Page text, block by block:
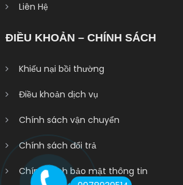
Liên Hệ
ĐIỀU KHOẢN – CHÍNH SÁCH
Khiếu nại bồi thường
Điều khoản dịch vụ
Chính sách vận chuyển
Chính sách đổi trả
Chính sách bảo mật thông tin